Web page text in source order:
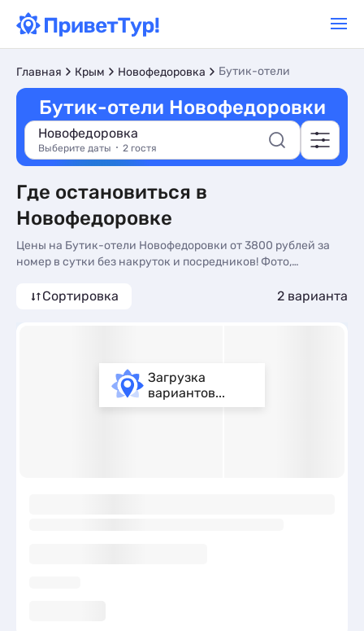
Главная Крым Новофедоровка Бутик-отели
Бутик-отели Новофедоровки
Новофедоровка
Выберите даты 2 гостя
Где остановиться в
Новофедоровке
Цены на Бутик-отели Новофедоровки от 3800 рублей за
номер в сутки без накруток и посредников! Фото,
Новофедоровке по доступным ценам на сайте ПриветТур
Сортировка 2 варианта
Загрузка
вариантов...